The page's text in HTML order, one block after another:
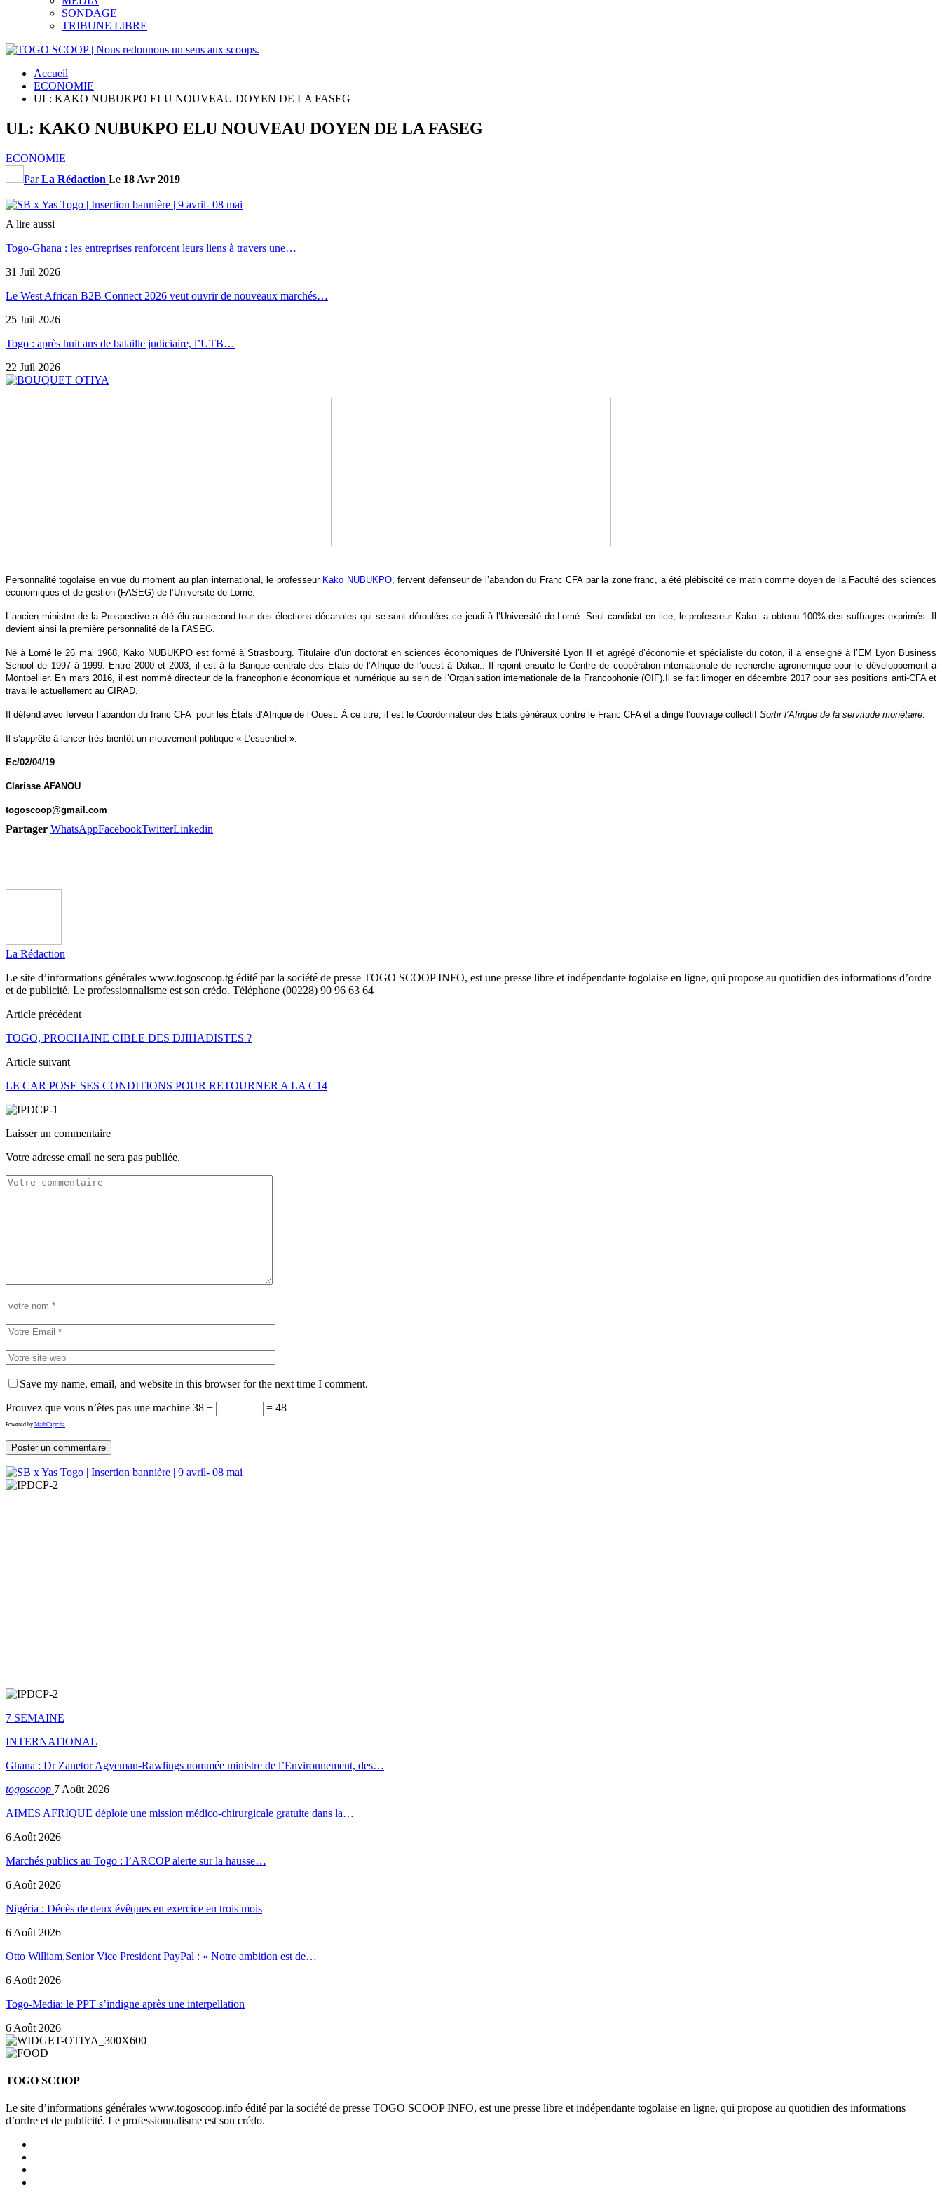
SONDAGE
TRIBUNE LIBRE
Accueil
ECONOMIE
UL: KAKO NUBUKPO ELU NOUVEAU DOYEN DE LA FASEG
UL: KAKO NUBUKPO ELU NOUVEAU DOYEN DE LA FASEG
ECONOMIE
ParLa Rédaction Le 18 Avr 2019
A lire aussi
Togo-Ghana : les entreprises renforcent leurs liens à travers une…
31 Juil 2026
Le West African B2B Connect 2026 veut ouvrir de nouveaux marchés…
25 Juil 2026
Togo : après huit ans de bataille judiciaire, l’UTB…
22 Juil 2026
Personnalité togolaise en vue du moment au plan international, le professeur Kako NUBUKPO, fervent défenseur de l’abandon du Franc CFA par la zone franc, a été plébiscité ce matin comme doyen de la Faculté des sciences
économiques et de gestion (FASEG) de l’Université de Lomé.
L’ancien ministre de la Prospective a été élu au second tour des élections décanales qui se sont déroulées ce jeudi à l’Université de Lomé. Seul candidat en lice, le professeur Kako
a obtenu 100% des suffrages exprimés. Il
devient ainsi la première personnalité de la FASEG.
Né à Lomé le 26 mai 1968, Kako NUBUKPO est formé à Strasbourg. Titulaire d’un doctorat en sciences économiques de l’Université Lyon II et agrégé d’économie et spécialiste du coton, il a enseigné à l’EM Lyon Business
School de 1997 à 1999. Entre 2000 et 2003, il est à la Banque centrale des Etats de l’Afrique de l’ouest à Dakar.. Il rejoint ensuite le Centre de coopération internationale de recherche agronomique pour le développement à
Montpellier. En mars 2016, il est nommé directeur de la francophonie économique et numérique au sein de l’Organisation internationale de la Francophonie (OIF).Il se fait limoger en décembre 2017 pour ses positions anti-CFA et
travaille actuellement au CIRAD.
Il défend avec ferveur l’abandon du franc CFA pour les États d’Afrique de l’Ouest. À ce titre, il est le Coordonnateur des Etats généraux contre le Franc CFA et a dirigé l’ouvrage collectif Sortir l’Afrique de la servitude monétaire
Il s’apprête à lancer très bientôt un mouvement politique « L’essentiel ».
Ec/02/04/19
Clarisse AFANOU
togoscoop@gmail.com
Partager WhatsAppFacebookTwitterLinkedin
La Rédaction
Le site d’informations générales www.togoscoop.tg édité par la société de presse TOGO SCOOP INFO, est une presse libre et indépendante togolaise en ligne, qui propose au quotidien des informations d’ordre
et de publicité. Le professionnalisme est son crédo. Téléphone (00228) 90 96 63 64
Article précédent
TOGO, PROCHAINE CIBLE DES DJIHADISTES ?
Article suivant
LE CAR POSE SES CONDITIONS POUR RETOURNER A LA C14
Laisser un commentaire
Votre adresse email ne sera pas publiée.
Save my name, email, and website in this browser for the next time I comment.
Prouvez que vous n’êtes pas une machine 38 + = 48
Powered by MathCaptcha
7 SEMAINE
INTERNATIONAL
Ghana : Dr Zanetor Agyeman-Rawlings nommée ministre de l’Environnement, des…
togoscoop 7 Août 2026
AIMES AFRIQUE déploie une mission médico-chirurgicale gratuite dans la…
6 Août 2026
Marchés publics au Togo : l’ARCOP alerte sur la hausse…
6 Août 2026
Nigéria : Décès de deux évêques en exercice en trois mois
6 Août 2026
Otto William,Senior Vice President PayPal : « Notre ambition est de…
6 Août 2026
Togo-Media: le PPT s’indigne après une interpellation
6 Août 2026
TOGO SCOOP
Le site d’informations générales www.togoscoop.info édité par la société de presse TOGO SCOOP INFO, est une presse libre et indépendante togolaise en ligne, qui propose au quotidien des informations
d’ordre et de publicité. Le professionnalisme est son crédo.